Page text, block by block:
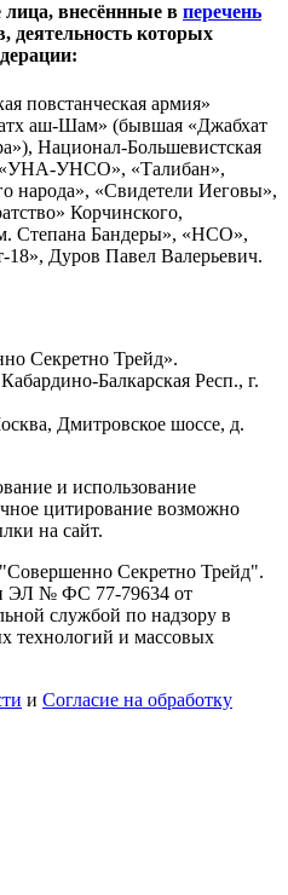
внесённные в перечень
деятельность которых
повстанческая армия»
аш-Шам» (бывшая «Джабхат
Национал-Большевистская
УНСО», «Талибан»,
народа», «Свидетели Иеговы»,
Корчинского,
Степана Бандеры», «НСО»,
Дуров Павел Валерьевич.
Секретно Трейд».
Балкарская Респ., г.
Дмитровское шоссе, д.
и использование
цитирование возможно
на сайт.
Секретно Трейд".
ЭЛ № ФС 77-79634 от
службой по надзору в
технологий и массовых
и Согласие на обработку